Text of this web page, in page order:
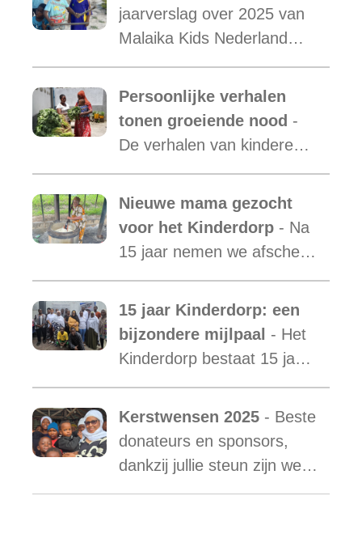
jaarverslag over 2025 van
Malaika Kids Nederland
met daarin opgenomen het
verslag van de activiteiten
van Malaika Kids Tanzania
is uit.
Persoonlijke verhalen
tonen groeiende nood -
De verhalen van kinderen
laten zien hoe essentieel
onze ondersteuning is,
terwijl de vraag blijft
toenemen.
Nieuwe mama gezocht
voor het Kinderdorp - Na
15 jaar nemen we afscheid
van Mama Ester. We
starten de zoektocht naar
een nieuwe mama met een
warm hart voor onze
15 jaar Kinderdorp: een
bijzondere mijlpaal - Het
Kinderdorp bestaat 15 jaar
en groeide uit tot een plek
waar honderden kinderen
een stabiele toekomst
vonden.
Kerstwensen 2025 - Beste
donateurs en sponsors,
dankzij jullie steun zijn we
ook in het afgelopen jaar